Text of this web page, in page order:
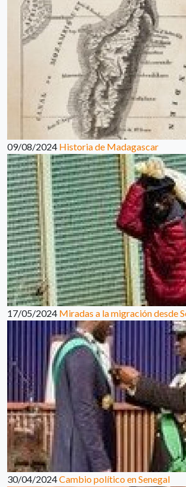
09/08/2024 Historia de Madagascar
17/05/2024 Miradas a la migración desde
30/04/2024Cambio político en Senegal